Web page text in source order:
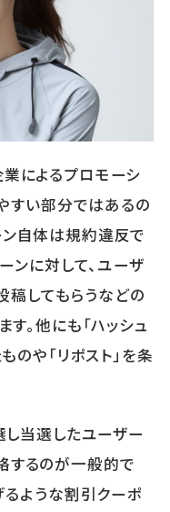
によるプロモーシ
すい部分ではあるの
自体は規約違反で
ンに対して、ユーザ
稿してもらうなどの
。他にも「ハッシュ
のや「リポスト」を条
当選したユーザー
るのが一般的で
ような割引クーポ